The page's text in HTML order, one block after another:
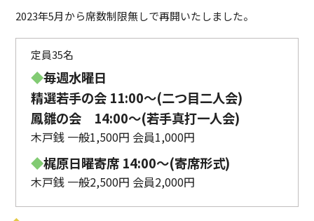
2023年5月から席数制限無しで再開いたしました。
定員35名
◆毎週水曜日
精選若手の会 11:00〜(二つ目二人会)
鳳雛の会 14:00～(若手真打一人会)
木戸銭 一般1,500円 会員1,000円
◆梶原日曜寄席 14:00〜(寄席形式)
木戸銭 一般2,500円 会員2,000円